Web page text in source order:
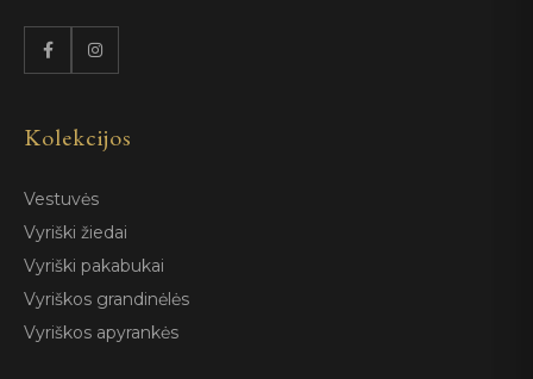
Kolekcijos
Vestuvės
Vyriški žiedai
Vyriški pakabukai
Vyriškos grandinėlės
Vyriškos apyrankės